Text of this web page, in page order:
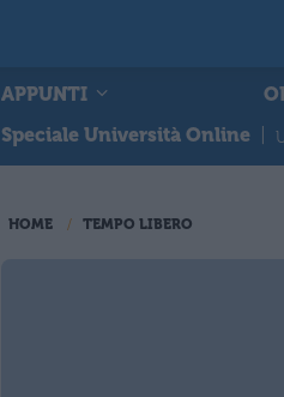
APPUNTI
Speciale Università Online
HOME TEMPO LIBERO